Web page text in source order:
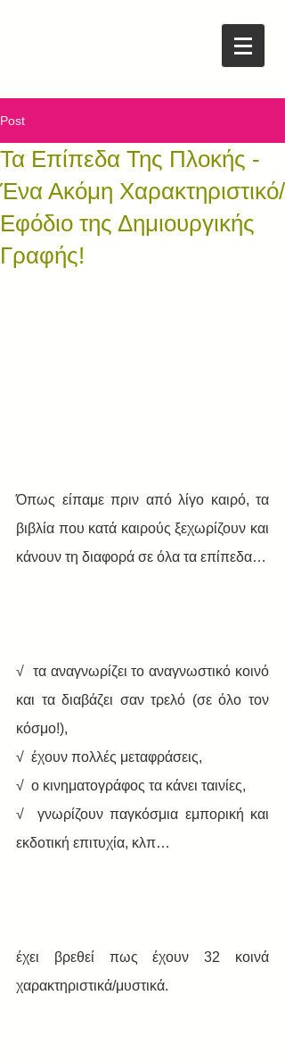
Post
Τα Επίπεδα Της Πλοκής -
Ένα Ακόμη Χαρακτηριστικό/
Εφόδιο της Δημιουργικής
Γραφής!
Όπως είπαμε πριν από λίγο καιρό, τα
βιβλία που κατά καιρούς ξεχωρίζουν και
κάνουν τη διαφορά σε όλα τα επίπεδα…
√  τα αναγνωρίζει το αναγνωστικό κοινό
και τα διαβάζει σαν τρελό (σε όλο τον
κόσμο!),
√  έχουν πολλές μεταφράσεις,
√  ο κινηματογράφος τα κάνει ταινίες,
√  γνωρίζουν παγκόσμια εμπορική και
εκδοτική επιτυχία, κλπ…
έχει βρεθεί πως έχουν 32 κοινά
χαρακτηριστικά/μυστικά.